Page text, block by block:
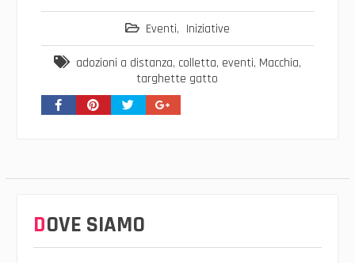
Eventi, Iniziative
adozioni a distanza, colletta, eventi, Macchia,
targhette gatto
DOVE SIAMO